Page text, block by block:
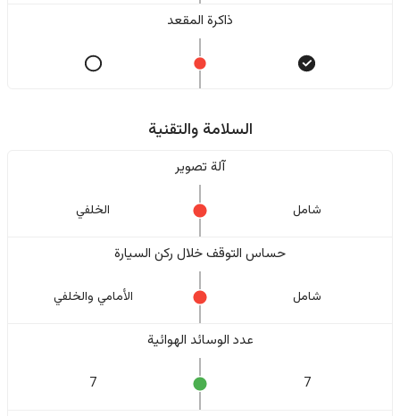
ذاكرة المقعد
السلامة والتقنية
آلة تصوير
شامل الخلفي
حساس التوقف خلال ركن السيارة
شامل الأمامي والخلفي
عدد الوسائد الهوائية
7
7